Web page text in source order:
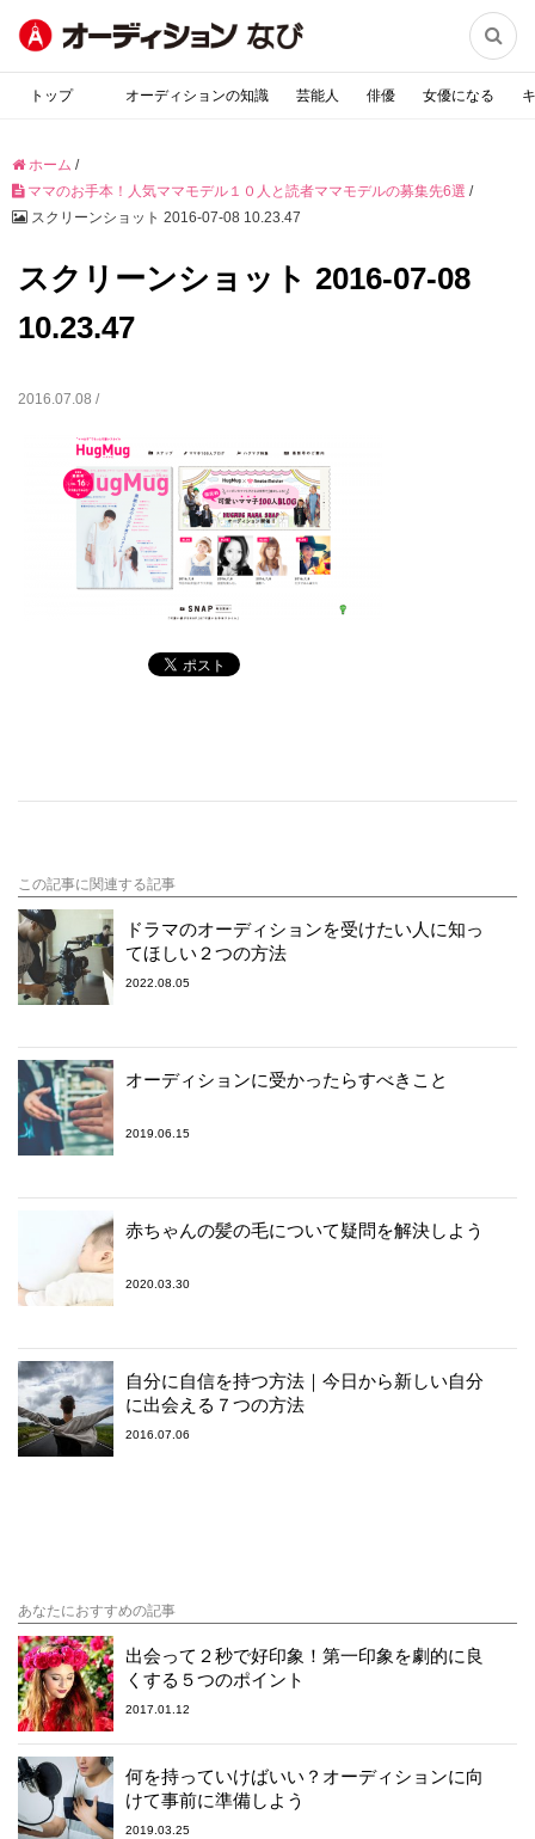

トップ オーディションの知識 芸能人 俳優 女優になる
ホーム /
ママのお手本！人気ママモデル１０人と読者ママモデルの募集先6選 /
スクリーンショット 2016-07-08 10.23.47
スクリーンショット 2016-07-08
10.23.47
2016.07.08 /
この記事に関連する記事
ドラマのオーディションを受けたい人に知っ
てほしい２つの方法
2022.08.05
オーディションに受かったらすべきこと
2019.06.15
赤ちゃんの髪の毛について疑問を解決しよう
2020.03.30
自分に自信を持つ方法｜今日から新しい自分
に出会える７つの方法
2016.07.06
あなたにおすすめの記事
出会って２秒で好印象！第一印象を劇的に良
くする５つのポイント
2017.01.12
何を持っていけばいい？オーディションに向
けて事前に準備しよう
2019.03.25